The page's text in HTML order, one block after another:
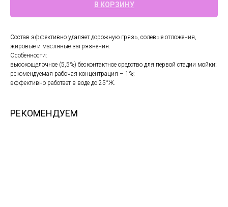
В КОРЗИНУ
Состав эффективно удаляет дорожную грязь, солевые отложения,
жировые и масляные загрязнения.
Особенности:
высокощелочное (5,5%) бесконтактное средство для первой стадии мойки;
рекомендуемая рабочая концентрация – 1%;
эффективно работает в воде до 25°Ж.
РЕКОМЕНДУЕМ